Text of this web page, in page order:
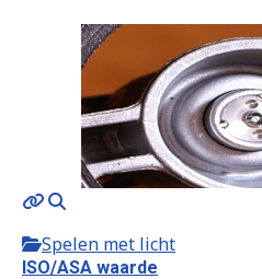
Spelen met licht
ISO/ASA waarde